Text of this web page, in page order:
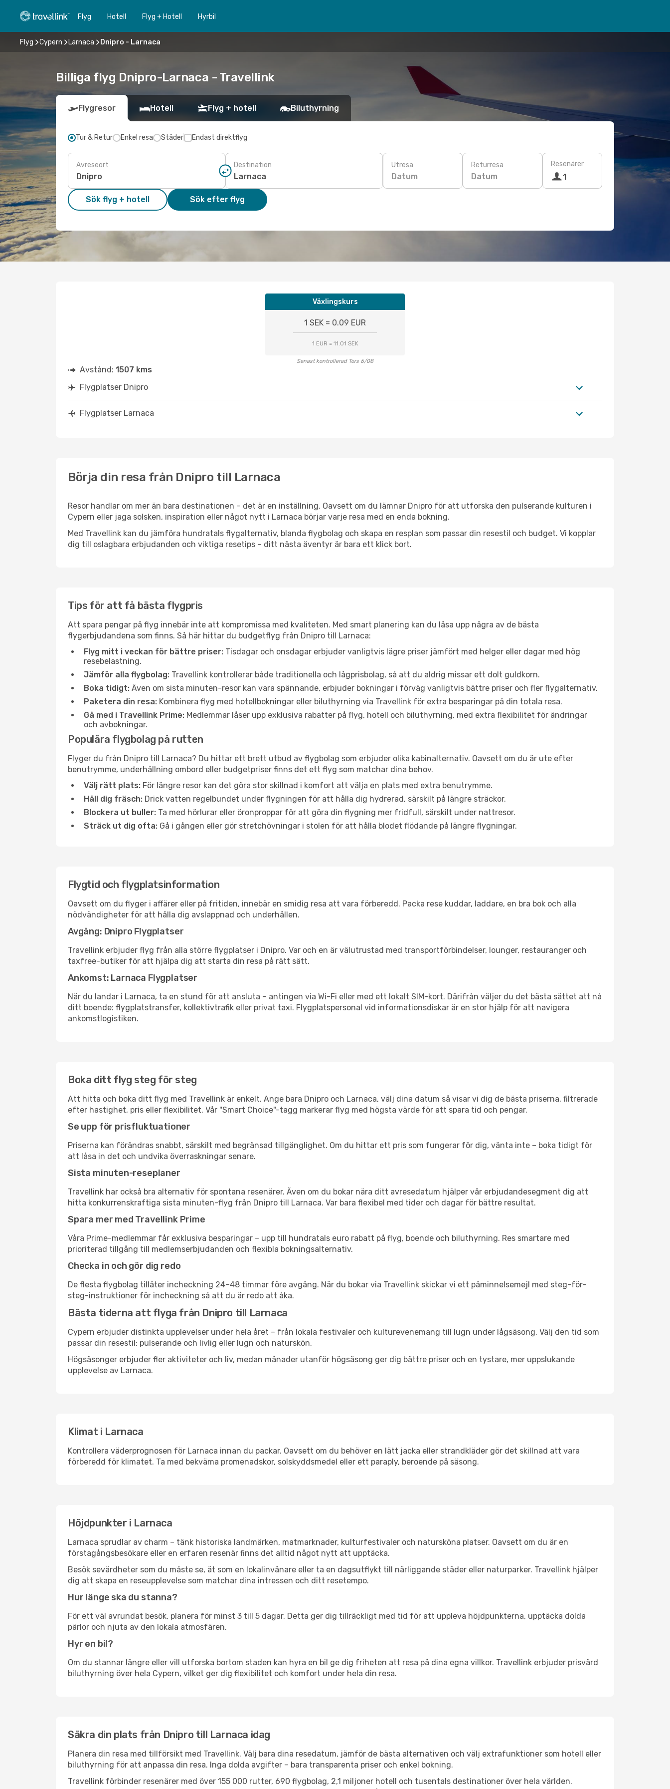
Flyg Hotell Flyg + Hotell Hyrbil
Flyg Cypern Larnaca Dnipro - Larnaca
Billiga flyg Dnipro-Larnaca - Travellink
Flygresor Hotell Flyg + hotell Biluthyrning
Tur & Retur Enkel resa Städer Endast direktflyg
Avreseort Destination Utresa
Datum
Returresa
Datum
Resenärer
1
Sök flyg + hotell Sök efter flyg
Växlingskurs
1 SEK = 0.09 EUR
1 EUR = 11.01 SEK
Senast kontrollerad Tors 6/08
Avstånd: 1507 kms
Flygplatser Dnipro
Flygplatser Larnaca
Börja din resa från Dnipro till Larnaca
Resor handlar om mer än bara destinationen – det är en inställning. Oavsett om du lämnar Dnipro för att utforska den pulserande kulturen i
Cypern eller jaga solsken, inspiration eller något nytt i Larnaca börjar varje resa med en enda bokning.
Med Travellink kan du jämföra hundratals flygalternativ, blanda flygbolag och skapa en resplan som passar din resestil och budget. Vi kopplar
dig till oslagbara erbjudanden och viktiga resetips – ditt nästa äventyr är bara ett klick bort.
Tips för att få bästa flygpris
Att spara pengar på flyg innebär inte att kompromissa med kvaliteten. Med smart planering kan du låsa upp några av de bästa
flygerbjudandena som finns. Så här hittar du budgetflyg från Dnipro till Larnaca:
Flyg mitt i veckan för bättre priser: Tisdagar och onsdagar erbjuder vanligtvis lägre priser jämfört med helger eller dagar med hög
resebelastning.
Jämför alla flygbolag: Travellink kontrollerar både traditionella och lågprisbolag, så att du aldrig missar ett dolt guldkorn.
Boka tidigt: Även om sista minuten-resor kan vara spännande, erbjuder bokningar i förväg vanligtvis bättre priser och fler flygalternativ.
Paketera din resa: Kombinera flyg med hotellbokningar eller biluthyrning via Travellink för extra besparingar på din totala resa.
Gå med i Travellink Prime: Medlemmar låser upp exklusiva rabatter på flyg, hotell och biluthyrning, med extra flexibilitet för ändringar
och avbokningar.
Populära flygbolag på rutten
Flyger du från Dnipro till Larnaca? Du hittar ett brett utbud av flygbolag som erbjuder olika kabinalternativ. Oavsett om du är ute efter
benutrymme, underhållning ombord eller budgetpriser finns det ett flyg som matchar dina behov.
Välj rätt plats: För längre resor kan det göra stor skillnad i komfort att välja en plats med extra benutrymme.
Håll dig fräsch: Drick vatten regelbundet under flygningen för att hålla dig hydrerad, särskilt på längre sträckor.
Blockera ut buller: Ta med hörlurar eller öronproppar för att göra din flygning mer fridfull, särskilt under nattresor.
Sträck ut dig ofta: Gå i gången eller gör stretchövningar i stolen för att hålla blodet flödande på längre flygningar.
Flygtid och flygplatsinformation
Oavsett om du flyger i affärer eller på fritiden, innebär en smidig resa att vara förberedd. Packa rese kuddar, laddare, en bra bok och alla
nödvändigheter för att hålla dig avslappnad och underhållen.
Avgång: Dnipro Flygplatser
Travellink erbjuder flyg från alla större flygplatser i Dnipro. Var och en är välutrustad med transportförbindelser, lounger, restauranger och
taxfree-butiker för att hjälpa dig att starta din resa på rätt sätt.
Ankomst: Larnaca Flygplatser
När du landar i Larnaca, ta en stund för att ansluta – antingen via Wi-Fi eller med ett lokalt SIM-kort. Därifrån väljer du det bästa sättet att nå
ditt boende: flygplatstransfer, kollektivtrafik eller privat taxi. Flygplatspersonal vid informationsdiskar är en stor hjälp för att navigera
ankomstlogistiken.
Boka ditt flyg steg för steg
Att hitta och boka ditt flyg med Travellink är enkelt. Ange bara Dnipro och Larnaca, välj dina datum så visar vi dig de bästa priserna, filtrerade
efter hastighet, pris eller flexibilitet. Vår "Smart Choice"-tagg markerar flyg med högsta värde för att spara tid och pengar.
Se upp för prisfluktuationer
Priserna kan förändras snabbt, särskilt med begränsad tillgänglighet. Om du hittar ett pris som fungerar för dig, vänta inte – boka tidigt för
att låsa in det och undvika överraskningar senare.
Sista minuten-reseplaner
Travellink har också bra alternativ för spontana resenärer. Även om du bokar nära ditt avresedatum hjälper vår erbjudandesegment dig att
hitta konkurrenskraftiga sista minuten-flyg från Dnipro till Larnaca. Var bara flexibel med tider och dagar för bättre resultat.
Spara mer med Travellink Prime
Våra Prime-medlemmar får exklusiva besparingar – upp till hundratals euro rabatt på flyg, boende och biluthyrning. Res smartare med
prioriterad tillgång till medlemserbjudanden och flexibla bokningsalternativ.
Checka in och gör dig redo
De flesta flygbolag tillåter incheckning 24–48 timmar före avgång. När du bokar via Travellink skickar vi ett påminnelsemejl med steg-för-
steg-instruktioner för incheckning så att du är redo att åka.
Bästa tiderna att flyga från Dnipro till Larnaca
Cypern erbjuder distinkta upplevelser under hela året – från lokala festivaler och kulturevenemang till lugn under lågsäsong. Välj den tid som
passar din resestil: pulserande och livlig eller lugn och naturskön.
Högsäsonger erbjuder fler aktiviteter och liv, medan månader utanför högsäsong ger dig bättre priser och en tystare, mer uppslukande
upplevelse av Larnaca.
Klimat i Larnaca
Kontrollera väderprognosen för Larnaca innan du packar. Oavsett om du behöver en lätt jacka eller strandkläder gör det skillnad att vara
förberedd för klimatet. Ta med bekväma promenadskor, solskyddsmedel eller ett paraply, beroende på säsong.
Höjdpunkter i Larnaca
Larnaca sprudlar av charm – tänk historiska landmärken, matmarknader, kulturfestivaler och natursköna platser. Oavsett om du är en
förstagångsbesökare eller en erfaren resenär finns det alltid något nytt att upptäcka.
Besök sevärdheter som du måste se, ät som en lokalinvånare eller ta en dagsutflykt till närliggande städer eller naturparker. Travellink hjälper
dig att skapa en reseupplevelse som matchar dina intressen och ditt resetempo.
Hur länge ska du stanna?
För ett väl avrundat besök, planera för minst 3 till 5 dagar. Detta ger dig tillräckligt med tid för att uppleva höjdpunkterna, upptäcka dolda
pärlor och njuta av den lokala atmosfären.
Hyr en bil?
Om du stannar längre eller vill utforska bortom staden kan hyra en bil ge dig friheten att resa på dina egna villkor. Travellink erbjuder prisvärd
biluthyrning över hela Cypern, vilket ger dig flexibilitet och komfort under hela din resa.
Säkra din plats från Dnipro till Larnaca idag
Planera din resa med tillförsikt med Travellink. Välj bara dina resedatum, jämför de bästa alternativen och välj extrafunktioner som hotell eller
biluthyrning för att anpassa din resa. Inga dolda avgifter – bara transparenta priser och enkel bokning.
Travellink förbinder resenärer med över 155 000 rutter, 690 flygbolag, 2,1 miljoner hotell och tusentals destinationer över hela världen.